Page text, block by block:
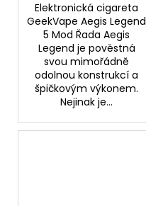
Elektronická cigareta
GeekVape Aegis Legend
5 Mod Řada Aegis
Legend je pověstná
svou mimořádně
odolnou konstrukcí a
špičkovým výkonem.
Nejinak je...